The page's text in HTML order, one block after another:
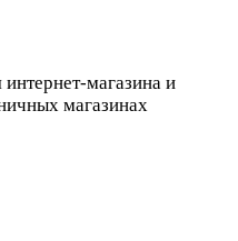
интернет-магазина и
магазинах